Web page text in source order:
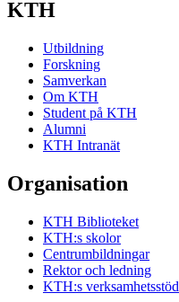
KTH
Utbildning
Forskning
Samverkan
Om KTH
Student på KTH
Alumni
KTH Intranät
Organisation
KTH Biblioteket
KTH:s skolor
Centrumbildningar
Rektor och ledning
KTH:s verksamhetsstöd